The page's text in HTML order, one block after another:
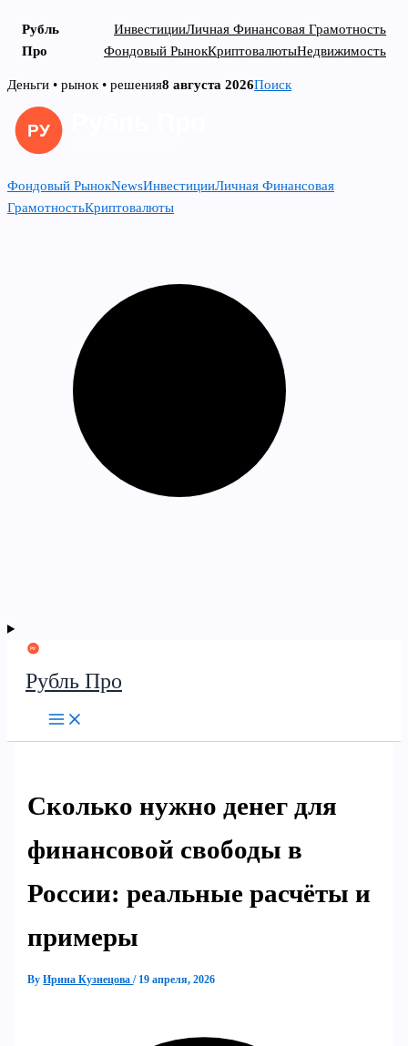
Рубль
Про
ИнвестицииЛичная Финансовая Грамотность
Фондовый РынокКриптовалютыНедвижимость
Skip
content
Деньги • рынок • решения8 августа 2026Поиск
Фондовый РынокNewsИнвестицииЛичная Финансовая
ГрамотностьКриптовалюты
Рубль Про
Сколько нужно денег для
финансовой свободы в
России: реальные расчёты и
примеры
ByИрина Кузнецова/ 19 апреля, 2026